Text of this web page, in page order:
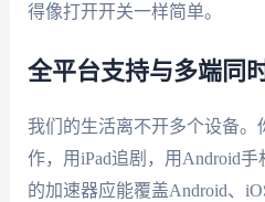
得像打开开关一样简单。
全平台支持与多端同
我们的生活离不开多个设备。
作，用iPad追剧，用Android
的加速器应能覆盖Android、